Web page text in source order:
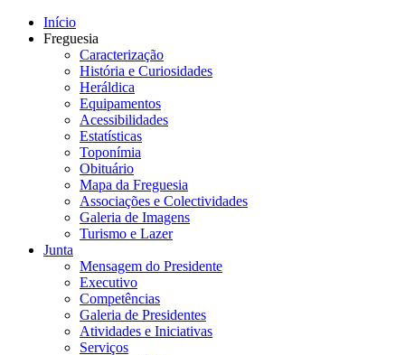
Início
Freguesia
Caracterização
História e Curiosidades
Heráldica
Equipamentos
Acessibilidades
Estatísticas
Toponímia
Obituário
Mapa da Freguesia
Associações e Colectividades
Galeria de Imagens
Turismo e Lazer
Junta
Mensagem do Presidente
Executivo
Competências
Galeria de Presidentes
Atividades e Iniciativas
Serviços